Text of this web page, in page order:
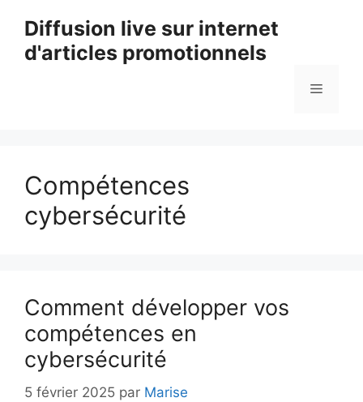
contenu
Diffusion live sur internet
d'articles promotionnels
Menu
Compétences
cybersécurité
Comment développer vos
compétences en
cybersécurité
5 février 2025 par Marise